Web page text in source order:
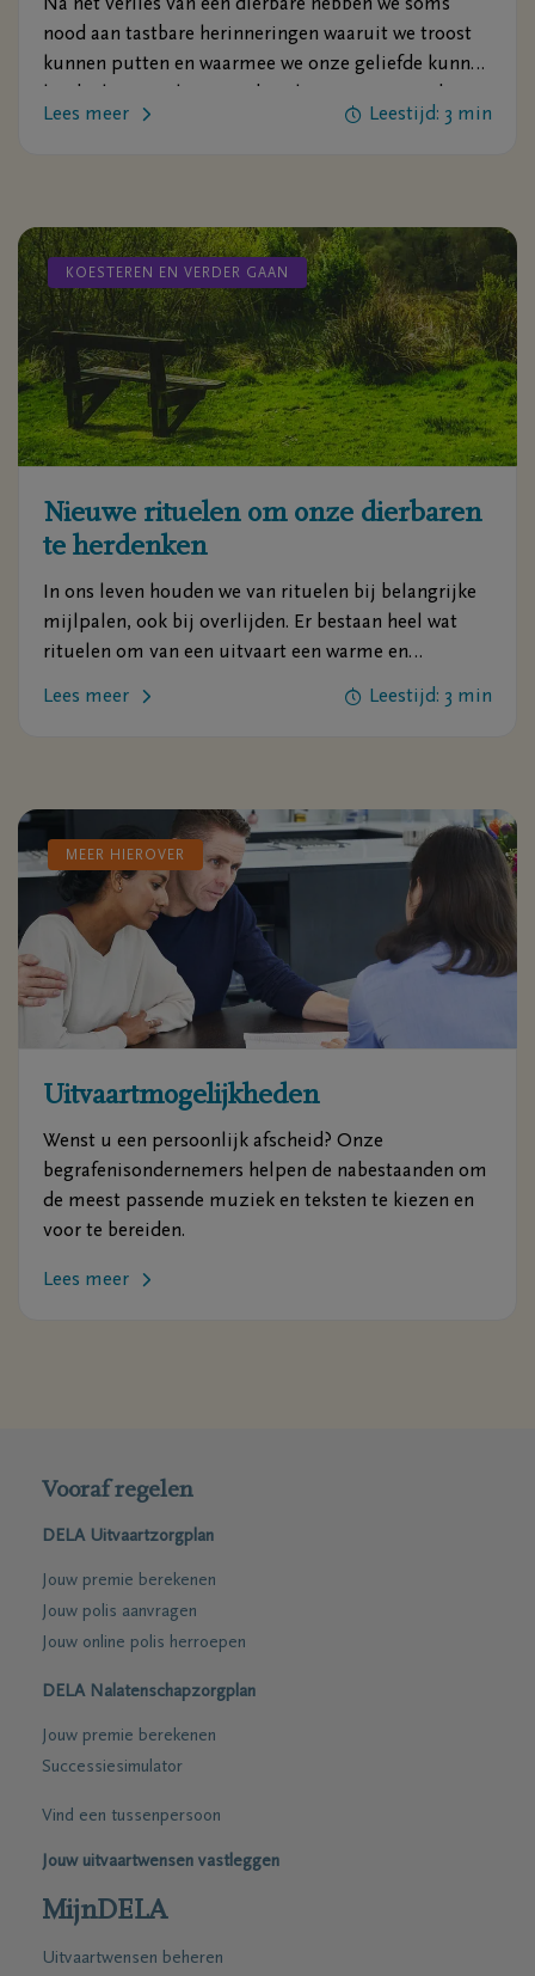
Na het verlies van een dierbare hebben we soms
nood aan tastbare herinneringen waaruit we troost
kunnen putten en waarmee we onze geliefde kunnen
en rituelen.
Lees meer Leestijd: 3 min
KOESTEREN EN VERDER GAAN
Nieuwe rituelen om onze dierbaren
te herdenken
In ons leven houden we van rituelen bij belangrijke
mijlpalen, ook bij overlijden. Er bestaan heel wat
rituelen om van een uitvaart een warme en
persoonlijke gebeurtenis te maken waaruit we troost
Lees meer Leestijd: 3 min
MEER HIEROVER
Uitvaartmogelijkheden
Wenst u een persoonlijk afscheid? Onze
begrafenisondernemers helpen de nabestaanden om
de meest passende muziek en teksten te kiezen en
voor te bereiden.
Lees meer
Vooraf regelen
DELA Uitvaartzorgplan
Jouw premie berekenen
Jouw polis aanvragen
Jouw online polis herroepen
DELA Nalatenschapzorgplan
Jouw premie berekenen
Successiesimulator
Vind een tussenpersoon
Jouw uitvaartwensen vastleggen
MijnDELA
Uitvaartwensen beheren